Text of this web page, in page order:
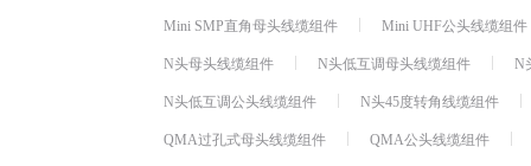
Mini SMP直角母头线缆组件
Mini UHF公头线缆组件
N头母头线缆组件
N头低互调母头线缆组件
N
N头低互调公头线缆组件
N头45度转角线缆组件
QMA过孔式母头线缆组件
QMA公头线缆组件